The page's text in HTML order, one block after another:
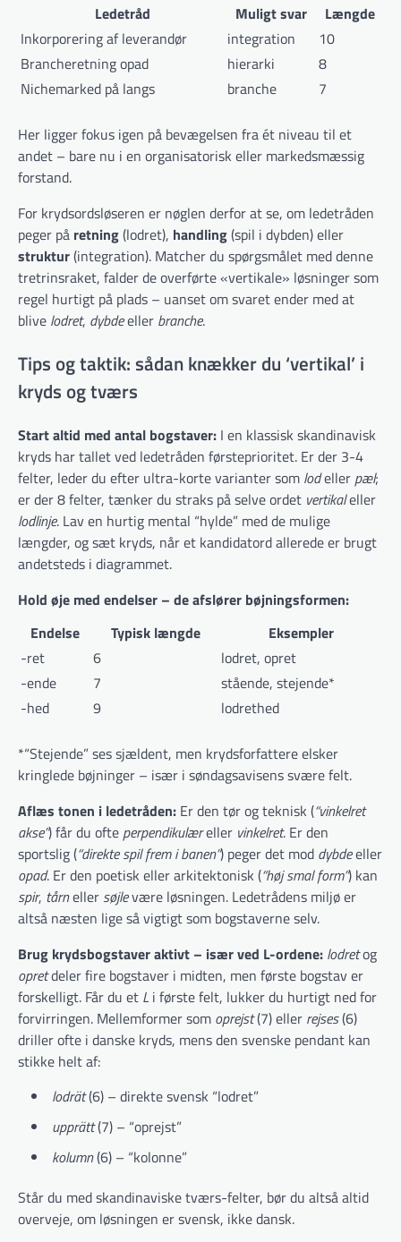
Ledetråd
Muligt svar
Længde
Inkorporering af leverandør
integration
10
Brancheretning opad
hierarki
8
Nichemarked på langs
branche 7
Her ligger fokus igen på bevægelsen fra ét niveau til et
andet – bare nu i en organisatorisk eller markedsmæssig
forstand.
For krydsordsløseren er nøglen derfor at se, om ledetråden
peger på retning(lodret), handling(spil i dybden) eller
struktur(integration). Matcher du spørgsmålet med denne
tretrinsraket, falder de overførte «vertikale» løsninger som
regel hurtigt på plads – uanset om svaret ender med at
blive lodret, dybdeeller branche.
Tips og taktik: sådan knækker du ‘vertikal’ i
kryds og tværs
Start altid med antal bogstaver: I en klassisk skandinavisk
kryds har tallet ved ledetråden førsteprioritet. Er der 3-4
felter, leder du efter ultra-korte varianter som lodeller pæl;
er der 8 felter, tænker du straks på selve ordet vertikaleller
lodlinje. Lav en hurtig mental “hylde” med de mulige
længder, og sæt kryds, når et kandidatord allerede er brugt
andetsteds i diagrammet.
Hold øje med endelser – de afslører bøjningsformen:
Endelse
Typisk længde
Eksempler
-ret
6
lodret, opret
-ende
7
stående, stejende*
-hed
9 lodrethed
*“Stejende” ses sjældent, men krydsforfattere elsker
kringlede bøjninger – især i søndagsavisens svære felt.
Aflæs tonen i ledetråden: Er den tør og teknisk (“vinkelret
akse”) får du ofte perpendikulæreller vinkelret. Er den
sportslig (“direkte spil frem i banen”) peger det mod dybdeeller
opad. Er den poetisk eller arkitektonisk (“høj smal form”) kan
spir, tårneller søjlevære løsningen. Ledetrådens miljø er
altså næsten lige så vigtigt som bogstaverne selv.
Brug krydsbogstaver aktivt – især ved L-ordene: lodretog
opretdeler fire bogstaver i midten, men første bogstav er
forskelligt. Får du et L i første felt, lukker du hurtigt ned for
forvirringen. Mellemformer som oprejst(7) eller rejses(6)
driller ofte i danske kryds, mens den svenske pendant kan
stikke helt af:
lodrät(6) – direkte svensk “lodret”
upprätt(7) – “oprejst”
kolumn(6) – “kolonne”
Står du med skandinaviske tværs-felter, bør du altså altid
overveje, om løsningen er svensk, ikke dansk.